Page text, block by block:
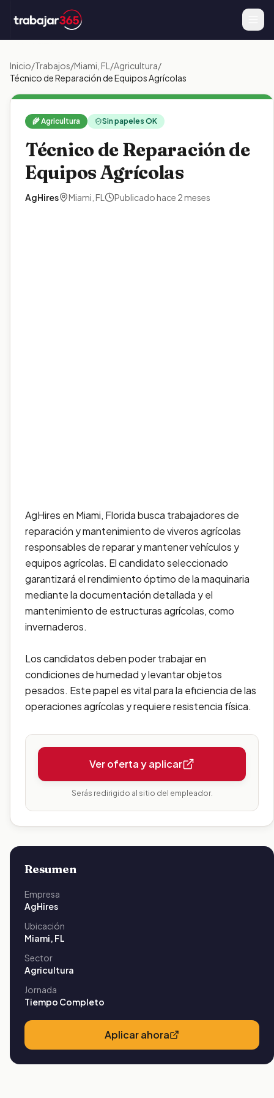
Inicio/Trabajos/Miami FL /Agricultura/
Técnico de Reparación de Equipos Agrícolas
🌾Agricultura Sin papeles OK
Técnico de Reparación de
Equipos Agrícolas
AgHires Miami FL Publicadohace 2 meses
AgHires en Miami, Florida busca trabajadores de
reparación y mantenimiento de viveros agrícolas
responsables de reparar y mantener vehículos y
equipos agrícolas. El candidato seleccionado
garantizará el rendimiento óptimo de la maquinaria
mediante la documentación detallada y el
mantenimiento de estructuras agrícolas, como
invernaderos.
Los candidatos deben poder trabajar en
condiciones de humedad y levantar objetos
pesados. Este papel es vital para la eficiencia de las
operaciones agrícolas y requiere resistencia física.
Ver oferta y aplicar
Serás redirigido al sitio del empleador.
Resumen
Empresa
AgHires
Ubicación
Miami, FL
Sector
Agricultura
Jornada
Tiempo Completo
Aplicar ahora